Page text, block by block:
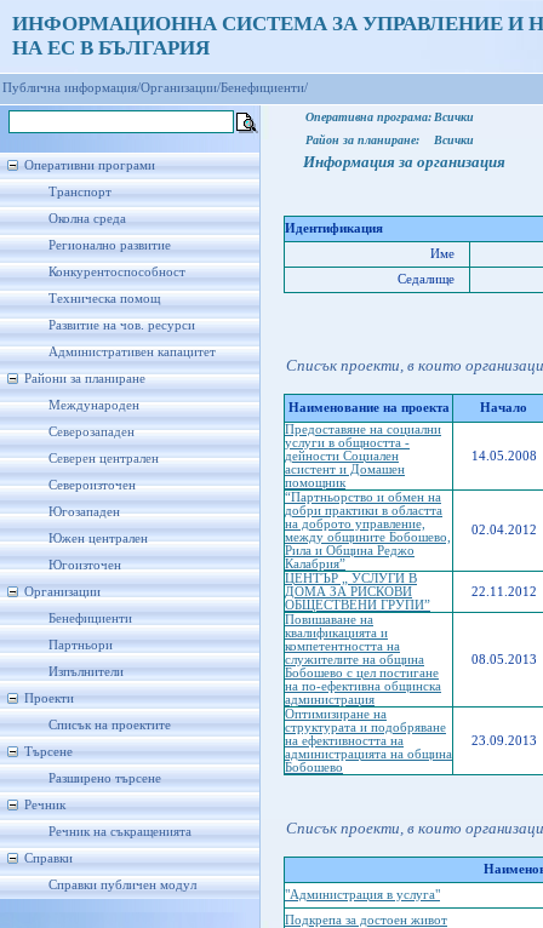
ИНФОРМАЦИОННА СИСТЕМА ЗА УПРАВЛЕНИЕ И
НА ЕС В БЪЛГАРИЯ
Публична информация/Организации/Бенефициенти/
Оперативни програми
Транспорт
Околна среда
Регионално развитие
Конкурентоспособност
Техническа помощ
Развитие на чов. ресурси
Административен капацитет
Райони за планиране
Международен
Северозападен
Северен централен
Североизточен
Югозападен
Южен централен
Югоизточен
Организации
Бенефициенти
Партньори
Изпълнители
Проекти
Списък на проектите
Търсене
Разширено търсене
Речник
Речник на съкращенията
Справки
Справки публичен модул
Оперативна програма: Всички
Район за планиране:
Всички
Информация за организация
Идентификация
Име
Седалище
Списък проекти, в които
Наименование на проекта
Начало
Предоставяне на социални
услуги в общността -
дейности Социален
асистент и Домашен
помощник
14.05.2008
“Партньорство и обмен на
добри практики в областта
на доброто управление,
между общините Бобошево,
Рила и Община Реджо
Калабрия”
02.04.2012
ЦЕНТЪР „ УСЛУГИ В
ДОМА ЗА РИСКОВИ
ОБЩЕСТВЕНИ ГРУПИ”
22.11.2012
Повишаване на
квалификацията и
компетентността на
служителите на община
Бобошево с цел постигане
на по-ефективна общинска
администрация
08.05.2013
Оптимизиране на
структурата и подобряване
на ефективността на
администрацията на община
Бобошево
23.09.2013
Списък проекти, в които
"Администрация в услуга"
Подкрепа за достоен живот